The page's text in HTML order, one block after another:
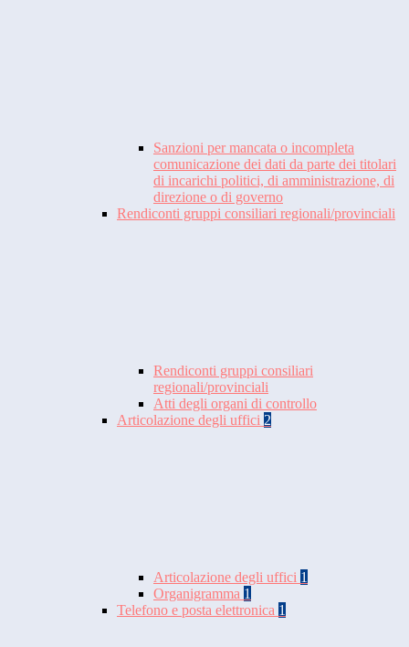
Sanzioni per mancata o incompleta
comunicazione dei dati da parte dei titolari
di incarichi politici, di amministrazione, di
direzione o di governo
Rendiconti gruppi consiliari regionali/provinciali
Rendiconti gruppi consiliari
regionali/provinciali
Atti degli organi di controllo
Articolazione degli uffici 2
Articolazione degli uffici 1
Organigramma 1
Telefono e posta elettronica 1